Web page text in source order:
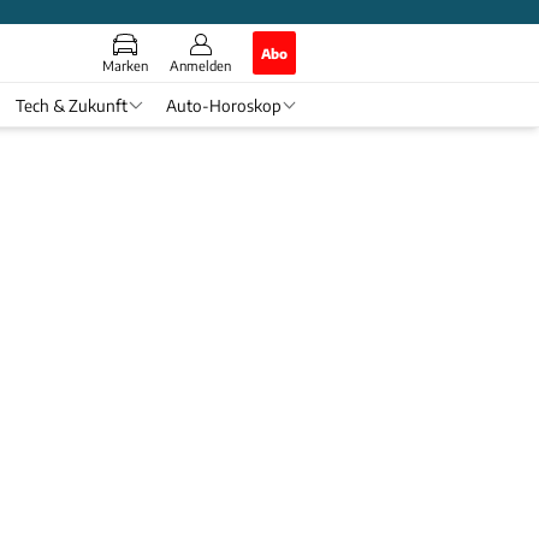
Marken Anmelden
Abo
Tech & Zukunft Auto-Horoskop